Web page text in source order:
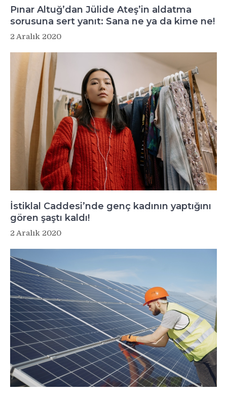
Pınar Altuğ’dan Jülide Ateş’in aldatma
sorusuna sert yanıt: Sana ne ya da kime ne!
2 Aralık 2020
İstiklal Caddesi’nde genç kadının yaptığını
gören şaştı kaldı!
2 Aralık 2020